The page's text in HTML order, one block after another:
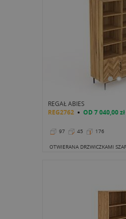
REGAŁ ABIES
REG2762 OD 7 040,00 zł
97 45 176